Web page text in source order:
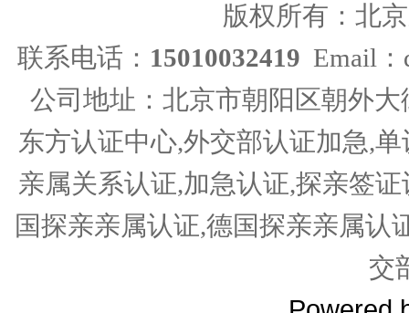
版权所有：北
联系电话： 15010032419 Email
公司地址：北京市朝阳区朝外
东方认证中心,外交部认证加急,
亲属关系认证,加急认证,探亲签
国探亲亲属认证,德国探亲亲属认
交